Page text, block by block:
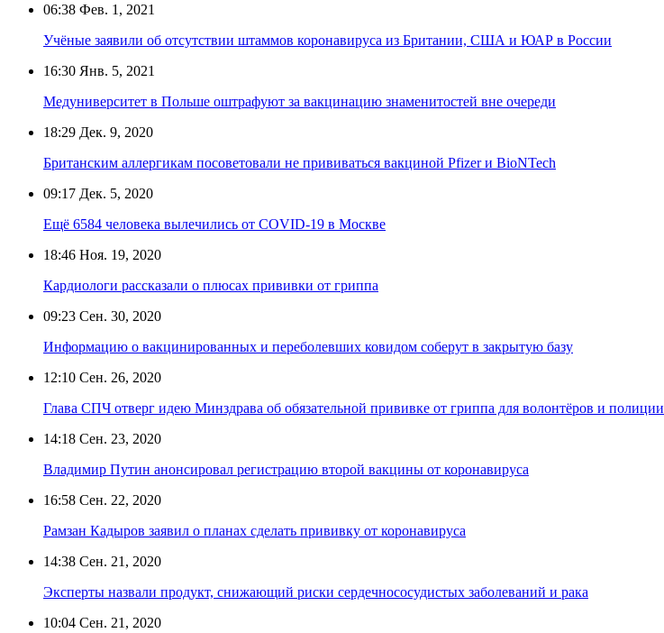
06:38 Фев. 1, 2021
Учёные заявили об отсутствии штаммов коронавируса из Британии, США и ЮАР в России
16:30 Янв. 5, 2021
Медуниверситет в Польше оштрафуют за вакцинацию знаменитостей вне очереди
18:29 Дек. 9, 2020
Британским аллергикам посоветовали не прививаться вакциной Pfizer и BioNTech
09:17 Дек. 5, 2020
Ещё 6584 человека вылечились от COVID-19 в Москве
18:46 Ноя. 19, 2020
Кардиологи рассказали о плюсах прививки от гриппа
09:23 Сен. 30, 2020
Информацию о вакцинированных и переболевших ковидом соберут в закрытую базу
12:10 Сен. 26, 2020
Глава СПЧ отверг идею Минздрава об обязательной прививке от гриппа для волонтёров и полиции
14:18 Сен. 23, 2020
Владимир Путин анонсировал регистрацию второй вакцины от коронавируса
16:58 Сен. 22, 2020
Рамзан Кадыров заявил о планах сделать прививку от коронавируса
14:38 Сен. 21, 2020
Эксперты назвали продукт, снижающий риски сердечнососудистых заболеваний и рака
10:04 Сен. 21, 2020